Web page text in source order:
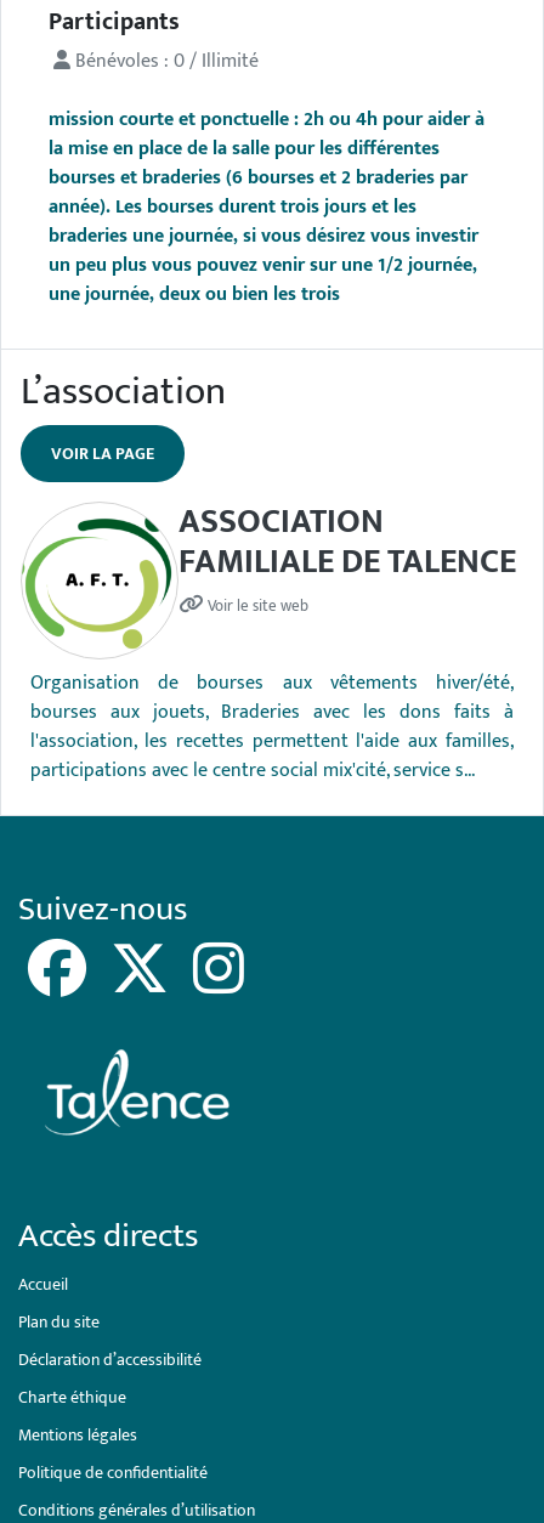
mission courte et ponctuelle : 2h ou 4h pour aider à
la mise en place de la salle pour les différentes
bourses et braderies (6 bourses et 2 braderies par
année). Les bourses durent trois jours et les
braderies une journée, si vous désirez vous investir
un peu plus vous pouvez venir sur une 1/2 journée,
une journée, deux ou bien les trois
Participants
Bénévoles : 0 / Illimité
L’association
VOIR LA PAGE
ASSOCIATION
FAMILIALE DE TALENCE
Voir le site web
Organisation de bourses aux vêtements hiver/été,
bourses aux jouets, Braderies avec les dons faits à
l'association, les recettes permettent l'aide aux familles,
participations avec le centre social mix'cité, service s...
Suivez-nous
Accès directs
Accueil
Plan du site
Déclaration d’accessibilité
Charte éthique
Mentions légales
Politique de confidentialité
Conditions générales d’utilisation